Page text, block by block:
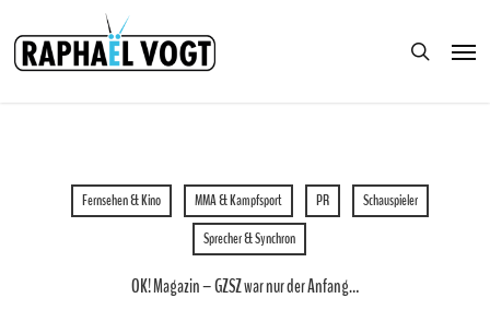
main
content
search
Fernsehen & Kino MMA & Kampfsport PR
Schauspieler
Sprecher & Synchron
OK! Magazin – GZSZ war nur der Anfang…